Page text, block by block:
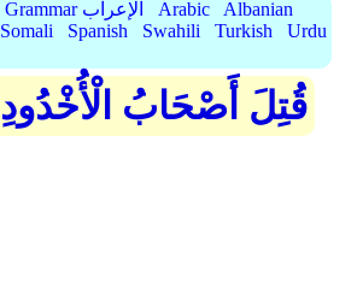
Grammar الإعراب Arabic
Albanian
Somali Spanish Swahili Turkish
Urdu
قُتِلَ أَصْحَابُ الْأُخْدُودِ